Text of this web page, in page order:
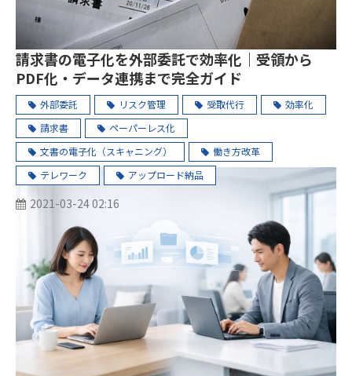
請求書の電子化を外部委託で効率化｜受領から
PDF化・データ連携まで完全ガイド
外部委託 リスク管理 受取代行
効率化
請求書
ペーパーレス化
文書の電子化（スキャニング）
働き方改革
テレワーク
アップロード納品
2021-03-24 02:16